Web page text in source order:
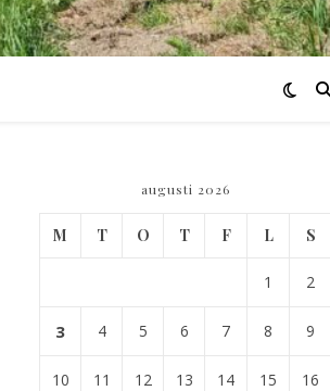
augusti 2026
M T O T F L S
1 2
3 4 5 6 7 8 9
10 11 12 13 14 15 16